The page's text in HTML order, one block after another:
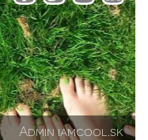
Admin iamcool.sk